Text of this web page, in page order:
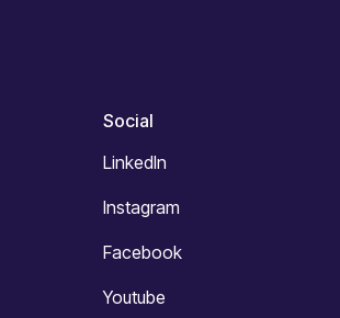
Social
LinkedIn
Instagram
Facebook
Youtube